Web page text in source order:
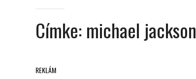
Címke: michael jackson
REKLÁM